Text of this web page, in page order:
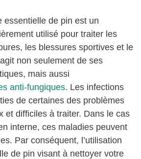
essentielle de pin est un
utilisé pour traiter les
les blessures sportives et le
non seulement de ses
mais aussi
anti-fungiques. Les infections
de certaines des problèmes
et difficiles à traiter. Dans le cas
interne, ces maladies peuvent
Par conséquent, l’utilisation
de pin visant à nettoyer votre